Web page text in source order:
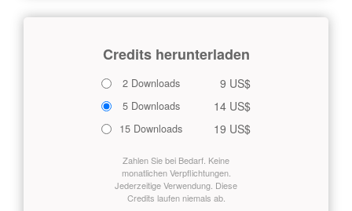
Credits herunterladen
2 Downloads 9 US$
5 Downloads 14 US$
15 Downloads 19 US$
Zahlen Sie bei Bedarf. Keine
monatlichen Verpflichtungen.
Jederzeitige Verwendung. Diese
Credits laufen niemals ab.